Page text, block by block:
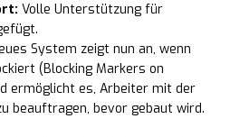
Volle Unterstützung für
System zeigt nun an, wenn
(Blocking Markers on
ermöglicht es, Arbeiter mit der
beauftragen, bevor gebaut wird.